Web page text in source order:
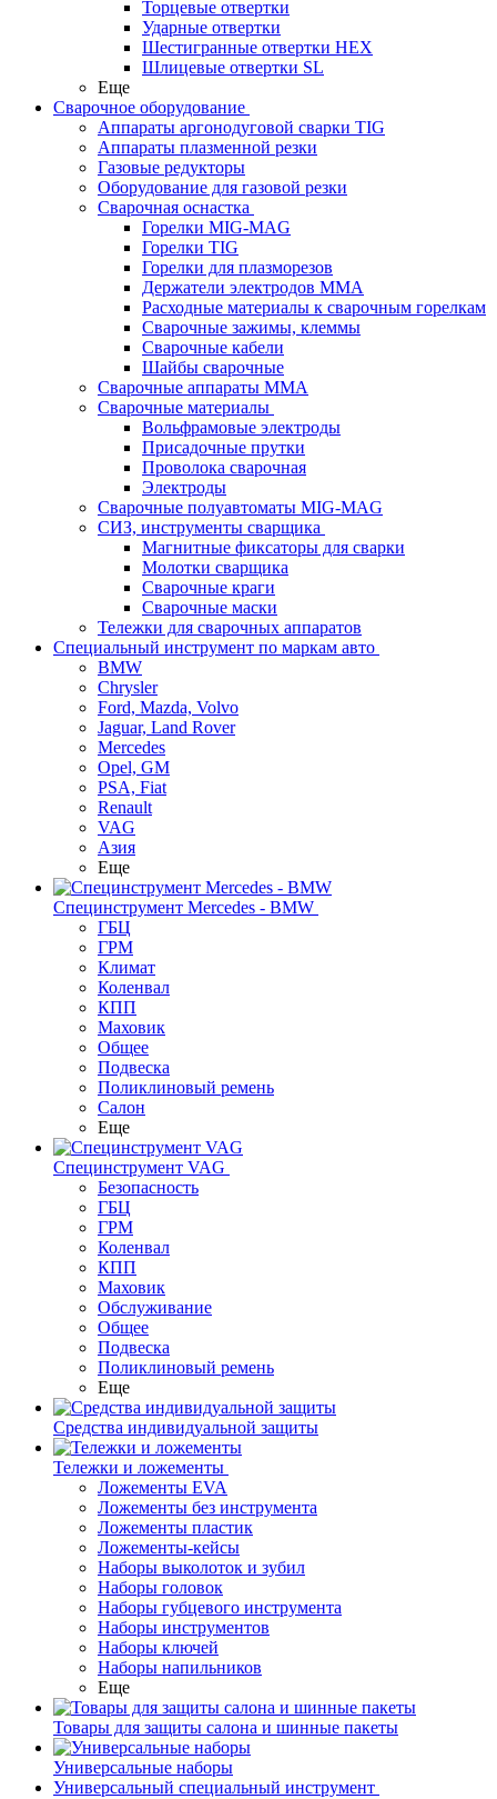
Торцевые отвертки
Ударные отвертки
Шестигранные отвертки HEX
Шлицевые отвертки SL
Еще
Сварочное оборудование
Аппараты аргонодуговой сварки TIG
Аппараты плазменной резки
Газовые редукторы
Оборудование для газовой резки
Сварочная оснастка
Горелки MIG-MAG
Горелки TIG
Горелки для плазморезов
Держатели электродов ММА
Расходные материалы к сварочным горелкам
Сварочные зажимы, клеммы
Сварочные кабели
Шайбы сварочные
Сварочные аппараты MMA
Сварочные материалы
Вольфрамовые электроды
Присадочные прутки
Проволока сварочная
Электроды
Сварочные полуавтоматы MIG-MAG
СИЗ, инструменты сварщика
Магнитные фиксаторы для сварки
Молотки сварщика
Сварочные краги
Сварочные маски
Тележки для сварочных аппаратов
Специальный инструмент по маркам авто
BMW
Chrysler
Ford, Mazda, Volvo
Jaguar, Land Rover
Mercedes
Opel, GM
PSA, Fiat
Renault
VAG
Азия
Еще
Специнструмент Mercedes - BMW
ГБЦ
ГРМ
Климат
Коленвал
КПП
Маховик
Общее
Подвеска
Поликлиновый ремень
Салон
Еще
Специнструмент VAG
Безопасность
ГБЦ
ГРМ
Коленвал
КПП
Маховик
Обслуживание
Общее
Подвеска
Поликлиновый ремень
Еще
Средства индивидуальной защиты
Тележки и ложементы
Ложементы EVA
Ложементы без инструмента
Ложементы пластик
Ложементы-кейсы
Наборы выколоток и зубил
Наборы головок
Наборы губцевого инструмента
Наборы инструментов
Наборы ключей
Наборы напильников
Еще
Товары для защиты салона и шинные пакеты
Универсальные наборы
Универсальный специальный инструмент